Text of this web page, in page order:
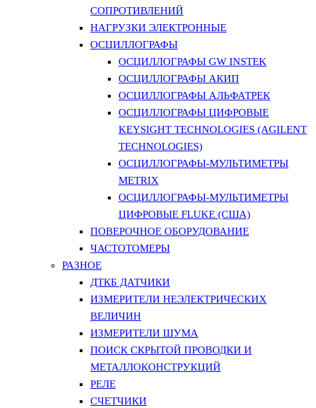
СОПРОТИВЛЕНИЙ
НАГРУЗКИ ЭЛЕКТРОННЫЕ
ОСЦИЛЛОГРАФЫ
ОСЦИЛЛОГРАФЫ GW INSTEK
ОСЦИЛЛОГРАФЫ АКИП
ОСЦИЛЛОГРАФЫ АЛЬФАТРЕК
ОСЦИЛЛОГРАФЫ ЦИФРОВЫЕ
KEYSIGHT TECHNOLOGIES (AGILENT
TECHNOLOGIES)
ОСЦИЛЛОГРАФЫ-МУЛЬТИМЕТРЫ
METRIX
ОСЦИЛЛОГРАФЫ-МУЛЬТИМЕТРЫ
ЦИФРОВЫЕ FLUKE (США)
ПОВЕРОЧНОЕ ОБОРУДОВАНИЕ
ЧАСТОТОМЕРЫ
РАЗНОЕ
ДТКБ ДАТЧИКИ
ИЗМЕРИТЕЛИ НЕЭЛЕКТРИЧЕСКИХ
ВЕЛИЧИН
ИЗМЕРИТЕЛИ ШУМА
ПОИСК СКРЫТОЙ ПРОВОДКИ И
МЕТАЛЛОКОНСТРУКЦИЙ
РЕЛЕ
СЧЕТЧИКИ